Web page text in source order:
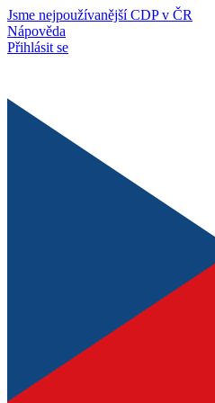
Jsme nejpoužívanější CDP v ČR
Nápověda
Přihlásit se